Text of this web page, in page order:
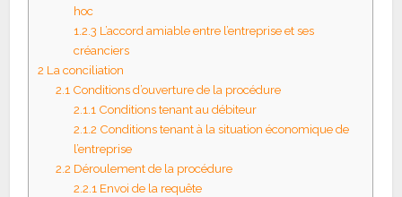
hoc
1.2.3 L’accord amiable entre l’entreprise et ses
créanciers
2 La conciliation
2.1 Conditions d’ouverture de la procédure
2.1.1 Conditions tenant au débiteur
2.1.2 Conditions tenant à la situation économique de
l’entreprise
2.2 Déroulement de la procédure
2.2.1 Envoi de la requête